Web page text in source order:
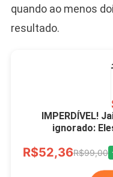
quando ao menos
resultado.
IMPERDÍVEL!
ignorado:
R$52,36R$99,00